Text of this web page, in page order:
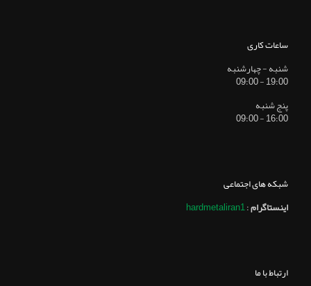
ساعات کاری
شنبه - چهارشنبه
19:00 - 09:00
پنج شنبه
16:00 - 09:00
شبکه های اجتماعی
اینستاگرام:
hardmetaliran1
ارتباط با ما